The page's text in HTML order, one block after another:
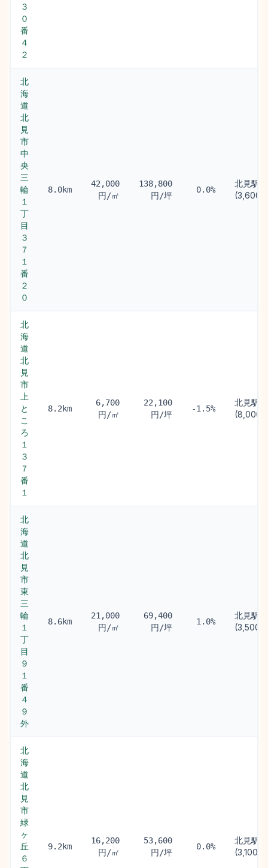
３
０
番
４
２
北
海
道
北
見
市
中
央
三
輪
１
丁
目
３
７
１
番
２
０
8.0km
42,000
円/㎡
138,800
円/坪
0.0%
北見駅
北
海
道
北
見
市
上
と
こ
ろ
１
３
７
番
１
8.2km
6,700
円/㎡
22,100
円/坪
-1.5%
北見駅
北
海
道
北
見
市
東
三
輪
１
丁
目
９
１
番
４
９
外
8.6km
21,000
円/㎡
69,400
円/坪
1.0%
北見駅
北
海
道
北
見
市
緑
ヶ
丘
６
9.2km
16,200
円/㎡
53,600
円/坪
0.0%
北見駅
(3,100m)